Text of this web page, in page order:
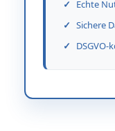
Echte
Sichere
DSGVO-